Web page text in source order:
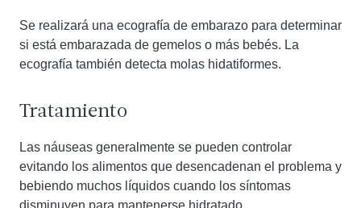
Se realizará una ecografía de embarazo para determinar
si está embarazada de gemelos o más bebés. La
ecografía también detecta molas hidatiformes.
Tratamiento
Las náuseas generalmente se pueden controlar
evitando los alimentos que desencadenan el problema y
bebiendo muchos líquidos cuando los síntomas
disminuyen para mantenerse hidratado.